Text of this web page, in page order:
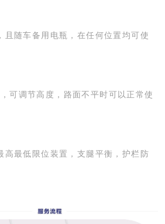
且随车备用电瓶，在任何位置均可使
可调节高度， 路面不平时可以正常使
高最低限位装置，支腿平衡，护栏防